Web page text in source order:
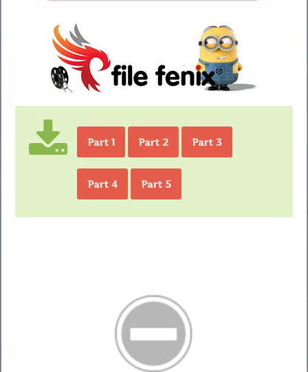
Part 1 Part 2 Part 3
Part 4 Part 5